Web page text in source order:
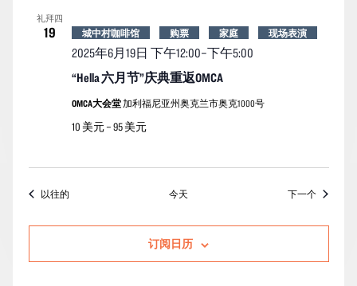
礼拜四
19
“Hella 六月节”庆典重返OMCA
2025年6月19日 下午12:00–下午5:00
城中村咖啡馆 购票 家庭 现场表演
OMCA大会堂加利福尼亚州奥克兰市奥克1000号
10 美元 – 95 美元
以往的活动 今天 下一个活动
订阅日历